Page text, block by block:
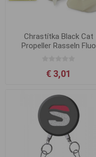
Chrastítka Black Cat
Propeller Rasseln Fluo
€ 3,01